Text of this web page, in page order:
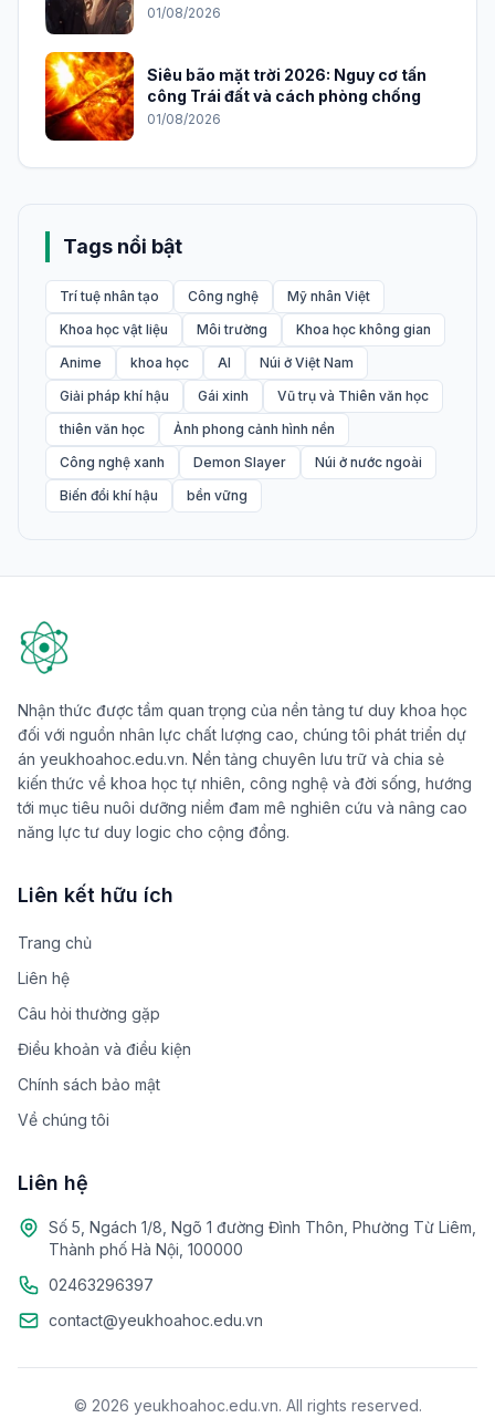
2026
01/08/2026
Siêu bão mặt trời 2026: Nguy cơ tấn
công Trái đất và cách phòng chống
01/08/2026
Tags nổi bật
Trí tuệ nhân tạo Công nghệ
Mỹ nhân Việt
Khoa học vật liệu
Môi trường
Khoa học không gian
Anime
khoa học AI
Núi ở Việt Nam
Giải pháp khí hậu
Gái xinh
Vũ trụ và Thiên văn học
thiên văn học
Ảnh phong cảnh hình nền
Công nghệ xanh
Demon Slayer
Núi ở nước ngoài
Biến đổi khí hậu
bền vững
Nhận thức được tầm quan trọng của nền tảng tư duy khoa học
đối với nguồn nhân lực chất lượng cao, chúng tôi phát triển dự
án yeukhoahoc.edu.vn. Nền tảng chuyên lưu trữ và chia sẻ
kiến thức về khoa học tự nhiên, công nghệ và đời sống, hướng
tới mục tiêu nuôi dưỡng niềm đam mê nghiên cứu và nâng cao
năng lực tư duy logic cho cộng đồng.
Liên kết hữu ích
Trang chủ
Liên hệ
Câu hỏi thường gặp
Điều khoản và điều kiện
Chính sách bảo mật
Về chúng tôi
Liên hệ
Số 5, Ngách 1/8, Ngõ 1 đường Đình Thôn, Phường Từ Liêm,
Thành phố Hà Nội, 100000
02463296397
contact@yeukhoahoc.edu.vn
© 2026 yeukhoahoc.edu.vn. All rights reserved.